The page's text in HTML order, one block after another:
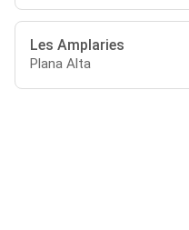
Les Amplaries
Plana Alta